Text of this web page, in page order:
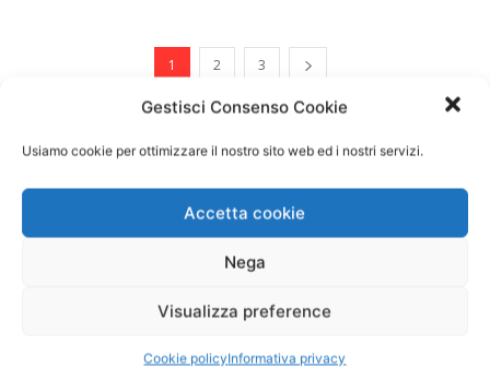
Gestisci Consenso Cookie
Usiamo cookie per ottimizzare il nostro sito web ed i nostri servizi.
Accetta cookie
Nega
Visualizza preference
Cookie policyInformativa privacy
1 2 3